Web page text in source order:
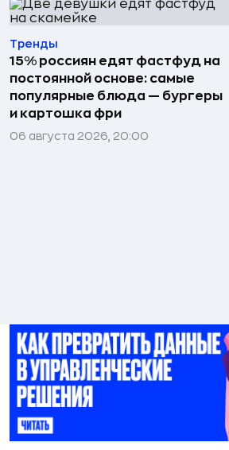
Тренды
15% россиян едят фастфуд на
постоянной основе: самые
популярные блюда — бургеры
и картошка фри
06 августа 2026, 20:00